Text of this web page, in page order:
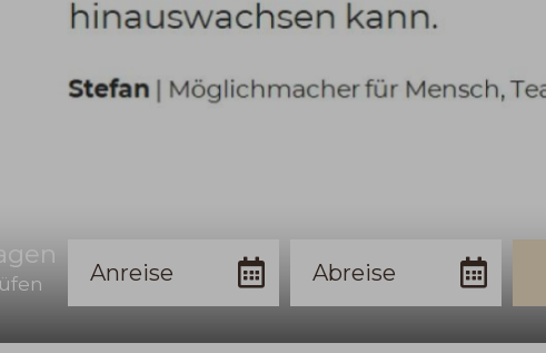
Anreise Abreise